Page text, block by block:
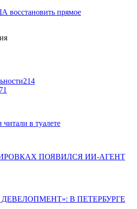
восстановить прямое
214
71
в туалете
ПОЯВИЛСЯ ИИ-АГЕНТ
ДЕВЕЛОПМЕНТ»: В ПЕТЕРБУРГЕ